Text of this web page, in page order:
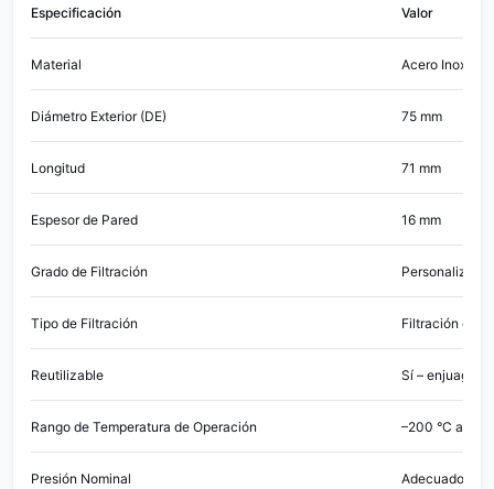
Especificación Valor
Material Acero
Diámetro Exterior (DE) 75 mm
Longitud 71 mm
Espesor de Pared 16 mm
Grado de Filtración
Tipo de Filtración Filtración en
Reutilizable Sí – enjuague
Rango de Temperatura de Operación –200 °C a
Presión Nominal Adecuado